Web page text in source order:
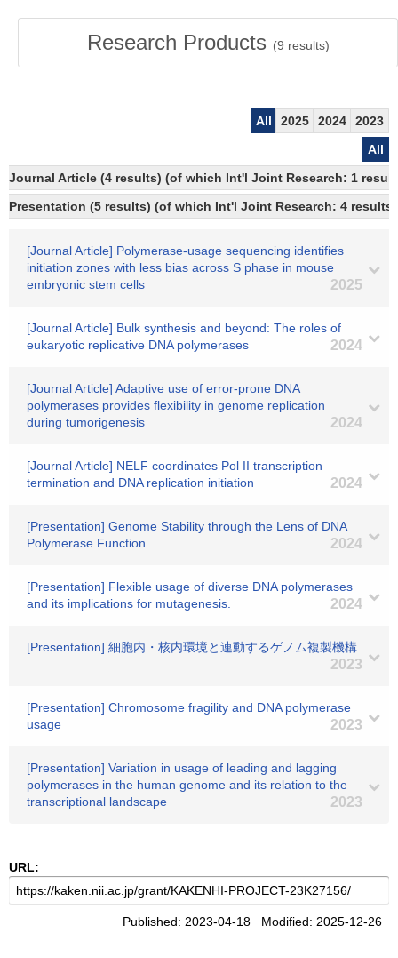
Research Products (9 results)
All 2025 2024
2023
All
Journal Article (4 results) (of which Int'l Joint Research: 1
Presentation (5 results) (of which Int'l Joint Research: 4
[Journal Article] Polymerase-usage sequencing identifies
initiation zones with less bias across S phase in mouse
embryonic stem cells
2025
[Journal Article] Bulk synthesis and beyond: The roles of
eukaryotic replicative DNA polymerases
2024
[Journal Article] Adaptive use of error‐prone DNA
polymerases provides flexibility in genome replication
during tumorigenesis
2024
[Journal Article] NELF coordinates Pol II transcription
termination and DNA replication initiation
2024
[Presentation] Genome Stability through the Lens of DNA
Polymerase Function.
2024
[Presentation] Flexible usage of diverse DNA polymerases
and its implications for mutagenesis.
2024
[Presentation] 細胞内・核内環境と連動するゲノム複製機構
2023
[Presentation] Chromosome fragility and DNA polymerase
usage
2023
[Presentation] Variation in usage of leading and lagging
polymerases in the human genome and its relation to the
transcriptional landscape
2023
URL:
Published: 2023-04-18 Modified: 2025-12-26